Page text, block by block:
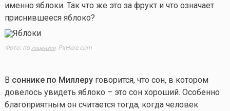
именно яблоки. Так что же это за фрукт и что означает
приснившееся яблоко?
Фото: по лицензии,PxHere.com
В соннике по Миллеруговорится, что сон, в котором
довелось увидеть яблоко – это сон хороший. Особенно
благоприятным он считается тогда, когда человек